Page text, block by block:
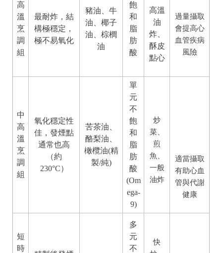
高
溫
烹
調
組
最耐炸，結
構極穩定，
極不易氧化
豬油、牛
油、椰子
油、棕櫚
油
飽
和
脂
肪
酸
高溫
油
炸、
酥皮
點心
過量攝取
會提高心
血管疾病
風險
中
高
溫
烹
調
組
氧化穩定性
佳，發煙點
通常也高
（約
230°C）
苦茶油、
酪梨油、
橄欖油(精
製/純)
單
元
不
飽
和
脂
肪
酸
(Om
ega-
9)
炒
菜、
煎
魚、
一般
油炸
適當攝取
有助心血
管與代謝
健康
短
時
多
元
不
快